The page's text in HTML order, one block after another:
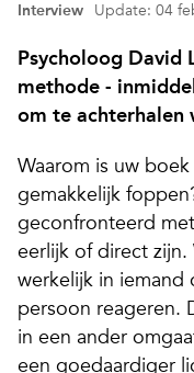
Interview Update: 04
Psycholoog David
methode -
om te achterhalen
Waarom is uw
gemakkelijk
geconfronteerd
eerlijk of direct zijn.
werkelijk in
persoon reageren.
in een ander
een goedaardiger